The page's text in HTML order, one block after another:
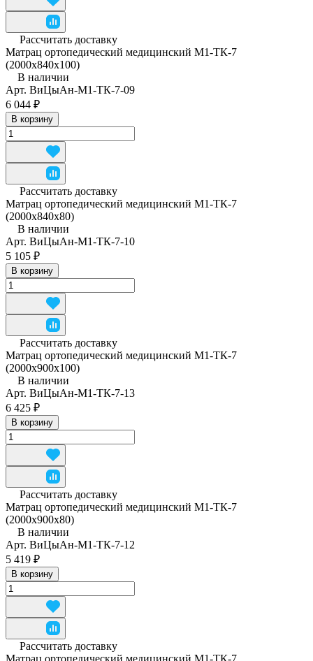
Рассчитать доставку
Матрац ортопедический медицинский М1-ТК-7
(2000x840x100)
В наличии
Арт. ВиЦыАн-М1-ТК-7-09
6 044 ₽
В корзину
Рассчитать доставку
Матрац ортопедический медицинский М1-ТК-7
(2000x840x80)
В наличии
Арт. ВиЦыАн-М1-ТК-7-10
5 105 ₽
В корзину
Рассчитать доставку
Матрац ортопедический медицинский М1-ТК-7
(2000x900x100)
В наличии
Арт. ВиЦыАн-М1-ТК-7-13
6 425 ₽
В корзину
Рассчитать доставку
Матрац ортопедический медицинский М1-ТК-7
(2000x900x80)
В наличии
Арт. ВиЦыАн-М1-ТК-7-12
5 419 ₽
В корзину
Рассчитать доставку